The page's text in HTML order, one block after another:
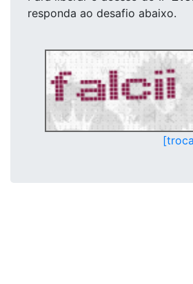
responda ao desafio abaixo.